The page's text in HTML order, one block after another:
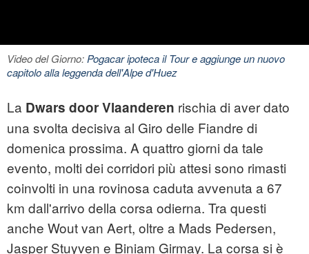
Video del Giorno:Pogacar ipoteca il Tour e aggiunge un nuovo
capitolo alla leggenda dell'Alpe d'Huez
La Dwars door Vlaanderen rischia di aver dato
una svolta decisiva al Giro delle Fiandre di
domenica prossima. A quattro giorni da tale
evento, molti dei corridori più attesi sono rimasti
coinvolti in una rovinosa caduta avvenuta a 67
km dall'arrivo della corsa odierna. Tra questi
anche Wout van Aert, oltre a Mads Pedersen,
Jasper Stuyven e Biniam Girmay. La corsa si è